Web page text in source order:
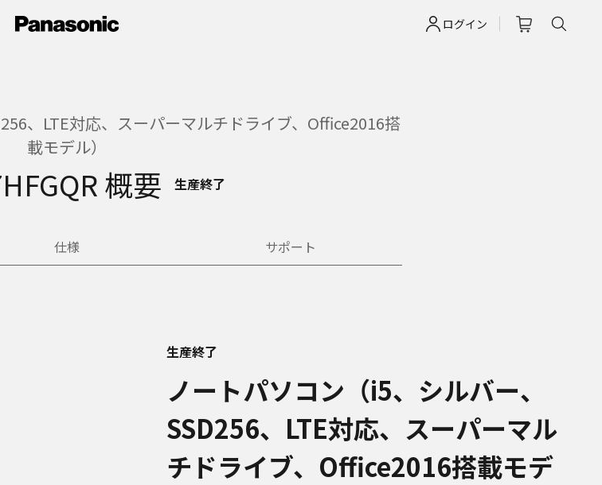
ログイン
、LTE対応、スーパーマルチドライブ、Office2016搭
載モデル）
概要 生産終了
仕様 サポート
生産終了
ノートパソコン（i5、シルバー、
SSD256、LTE対応、スーパーマル
チドライブ、Office2016搭載モデ